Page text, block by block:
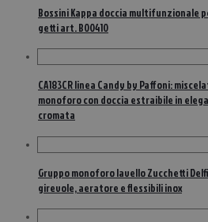
Bossini Kappa doccia multifunzionale
getti art. B00410
CA183CR linea Candy by Paffoni:
monoforo con doccia estraibile in
cromata
Gruppo monoforo lavello Zucchetti
girevole, aeratore e flessibili inox